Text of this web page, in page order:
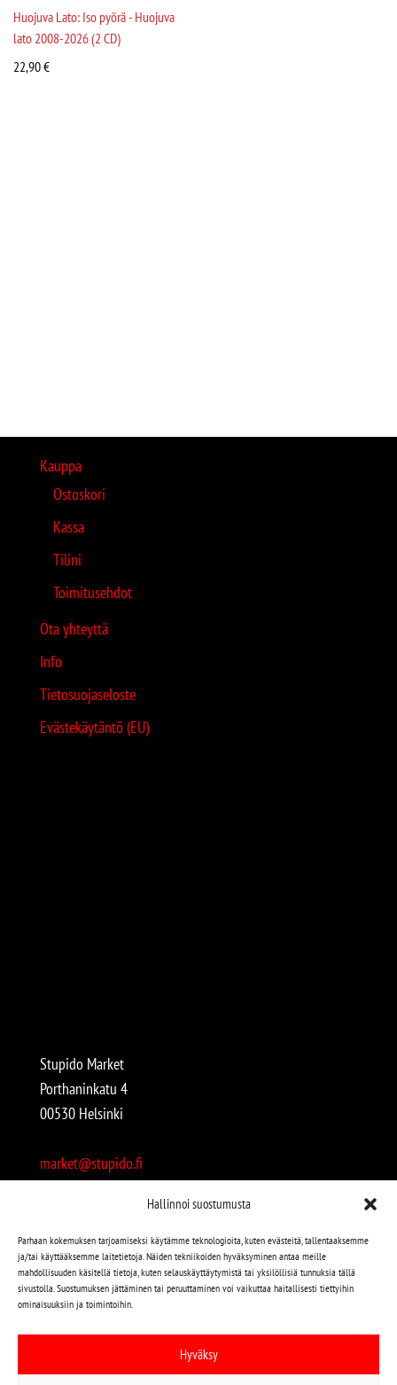
Hallinnoi suostumusta
Parhaan kokemuksen tarjoamiseksi käytämme teknologioita, kuten evästeitä, tallentaaksemme
ja/tai käyttääksemme laitetietoja. Näiden tekniikoiden hyväksyminen antaa meille
mahdollisuuden käsitellä tietoja, kuten selauskäyttäytymistä tai yksilöllisiä tunnuksia tällä
sivustolla. Suostumuksen jättäminen tai peruuttaminen voi vaikuttaa haitallisesti tiettyihin
ominaisuuksiin ja toimintoihin.
Hyväksy
Huojuva Lato: Iso pyörä - Huojuva
lato 2008-2026 (2 CD)
22,90€
Kauppa
Ostoskori
Kassa
Tilini
Toimitusehdot
Ota yhteyttä
Info
Tietosuojaseloste
Evästekäytäntö (EU)
Stupido Market
Porthaninkatu 4
00530 Helsinki
market@stupido.fi
Avoinna:
arkisin 12-18
lauantaisin 12-17
Stupido löytyy myös kivijalasta!
Stupido Marketista löydät niin uudet kuin käytetytkin